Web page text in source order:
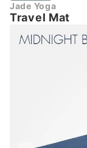
Jade Yoga
Travel Mat